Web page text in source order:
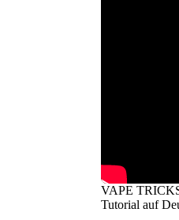
VAPE
Tutorial auf